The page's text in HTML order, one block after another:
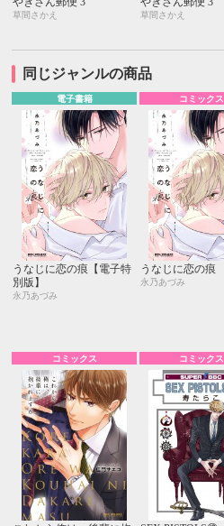
草間さかえ 草間さかえ
同じジャンルの商品
電子書籍
うなじに恋の痕【電子特
別版】
永乃あづみ
コミックス
うなじに恋の痕
永乃あづみ
コミックス コミックス